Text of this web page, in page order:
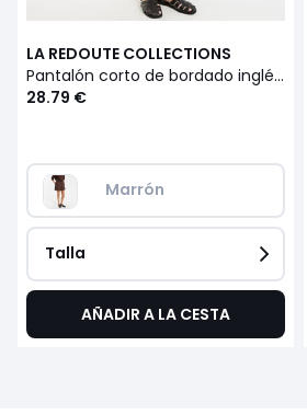
LA REDOUTE COLLECTIONS
Pantalón corto de bordado inglés con cintura elástica
28.79 €
Marrón
Talla
AÑADIR A LA CESTA